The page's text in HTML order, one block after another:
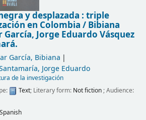
y desplazada : triple
en Colombia / Bibiana
García, Jorge Eduardo Vásquez
García, Bibiana
Jorge Eduardo
de la investigación
Text; Literary form: Not fiction; Audience:
Spanish